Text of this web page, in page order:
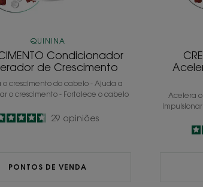
QUININA
Condicionador
de Crescimento
o crescimento do cabelo - Ajuda a
o crescimento - Fortalece o cabelo
4.6
/
5
29 opiniões
PONTOS DE VENDA
Acelera